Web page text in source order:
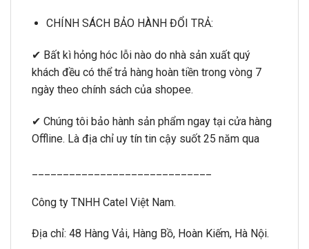
CHÍNH SÁCH BẢO HÀNH ĐỔI TRẢ:
✔ Bất kì hỏng hóc lỗi nào do nhà sản xuất quý
khách đều có thể trả hàng hoàn tiền trong vòng 7
ngày theo chính sách của shopee.
✔ Chúng tôi bảo hành sản phẩm ngay tại cửa hàng
Offline. Là địa chỉ uy tín tin cậy suốt 25 năm qua
Công ty TNHH Catel Việt Nam.
Địa chỉ: 48 Hàng Vải, Hàng Bồ, Hoàn Kiếm, Hà Nội.